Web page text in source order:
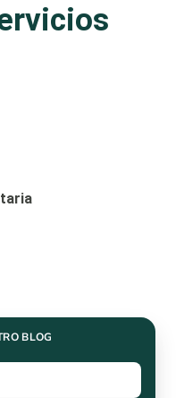
BLOG